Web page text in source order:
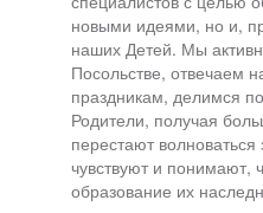
новыми идеями, но и,
наших Детей. Мы
Посольстве, отвечаем
праздникам, делимся
Родители, получая
перестают
чувствуют и понимают,
образование их